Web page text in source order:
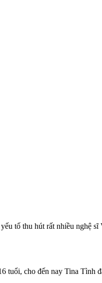
tố thu hút rất nhiều nghệ
tuổi, cho đến nay Tina Tình